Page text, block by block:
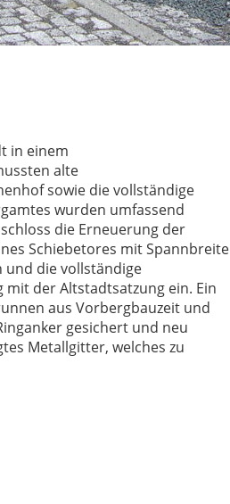
in einem
alte
sowie die vollständige
wurden umfassend
die Erneuerung der
Schiebetores mit Spannbreite
und die vollständige
der Altstadtsatzung ein. Ein
aus Vorbergbauzeit und
gesichert und neu
Metallgitter, welches zu